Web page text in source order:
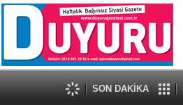
SON DAKİKA